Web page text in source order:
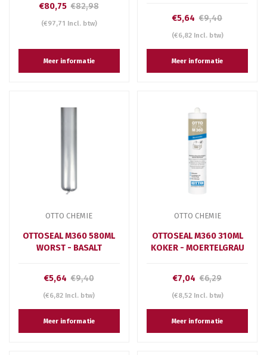
€80,75 €82,98
(€97,71 Incl. btw)
Meer informatie
€5,64 €9,40
(€6,82 Incl. btw)
Meer informatie
OTTO CHEMIE
OTTOSEAL M360 580ML
WORST - BASALT
€5,64 €9,40
(€6,82 Incl. btw)
Meer informatie
OTTO CHEMIE
OTTOSEAL M360 310ML
KOKER - MOERTELGRAU
€7,04 €6,29
(€8,52 Incl. btw)
Meer informatie